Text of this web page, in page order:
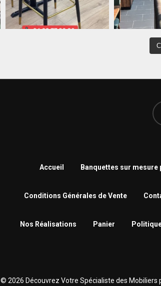
Accueil Banquettes sur
Conditions Générales de Vente
Nos Réalisations Panier
© 2026 Découvrez Votre Spécialiste des Mobiliers